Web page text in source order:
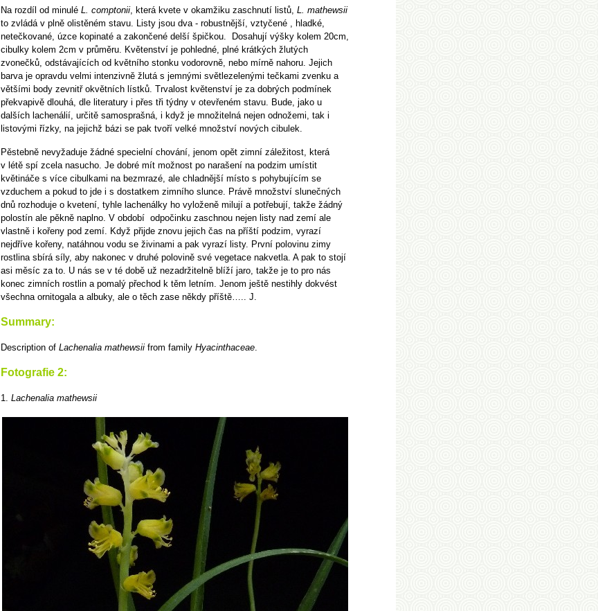
Na rozdíl od minulé L. comptonii, která kvete v okamžiku zaschnutí listů, L. mathewsii
to zvládá v plně olistěném stavu. Listy jsou dva - robustnější, vztyčené , hladké,
netečkované, úzce kopinaté a zakončené delší špičkou.
Dosahují výšky kolem 20cm,
cibulky kolem 2cm v průměru. Květenství je pohledné, plné krátkých žlutých
zvonečků, odstávajících od květního stonku vodorovně, nebo mírně nahoru. Jejich
barva je opravdu velmi intenzivně žlutá s jemnými světlezelenými tečkami zvenku a
většími body zevnitř okvětních lístků. Trvalost květenství je za dobrých podmínek
překvapivě dlouhá, dle literatury i přes tři týdny v otevřeném stavu. Bude, jako u
dalších lachenálií, určitě samosprašná, i když je množitelná nejen odnožemi, tak i
listovými řízky, na jejichž bázi se pak tvoří velké množství nových cibulek.
Pěstebně nevyžaduje žádné specielní chování, jenom opět zimní záležitost, která
v létě spí zcela nasucho. Je dobré mít možnost po narašení na podzim umístit
květináče s více cibulkami na bezmrazé, ale chladnější místo s pohybujícím se
vzduchem a pokud to jde i s dostatkem zimního slunce. Právě množství slunečných
dnů rozhoduje o kvetení, tyhle lachenálky ho vyloženě milují a potřebují, takže žádný
polostín ale pěkně naplno. V období odpočinku zaschnou nejen listy nad zemí ale
vlastně i kořeny pod zemí. Když přijde znovu jejich čas na příští podzim, vyrazí
nejdříve kořeny, natáhnou vodu se živinami a pak vyrazí listy. První polovinu zimy
rostlina sbírá síly, aby nakonec v druhé polovině své vegetace nakvetla. A pak to stojí
asi měsíc za to. U nás se v té době už nezadržitelně blíží jaro, takže je to pro nás
konec zimních rostlin a pomalý přechod k těm letním. Jenom ještě nestihly dokvést
všechna ornitogala a albuky, ale o těch zase někdy příště….. J.
Summary:
Description of Lachenalia mathewsii from family Hyacinthaceae.
Fotografie 2:
1. Lachenalia mathewsii